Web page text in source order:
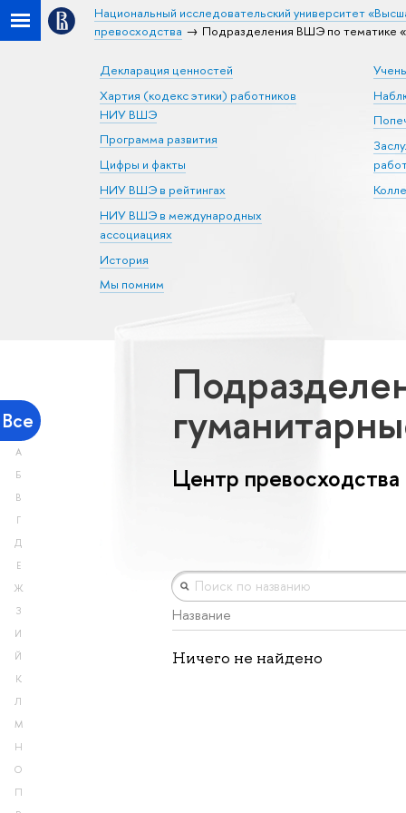
Национальный исследовательский университет
превосходства
Подразделения ВШЭ по тематике
Декларация ценностей
Хартия (кодекс этики) работников
НИУ ВШЭ
Программа развития
Цифры и факты
НИУ ВШЭ в рейтингах
НИУ ВШЭ в международных
ассоциациях
История
Мы помним
Все
А
Б
В
Г
Д
Е
Ж
З
И
Й
К
Л
М
Н
О
П
Центр превосходства
Название
Ничего не найдено